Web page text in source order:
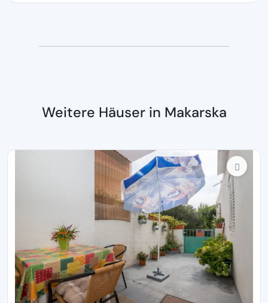
Weitere Häuser in Makarska